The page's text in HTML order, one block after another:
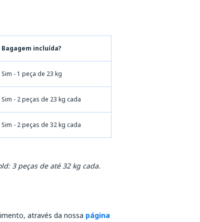
Bagagem incluída?
Sim - 1 peça de 23 kg
Sim - 2 peças de 23 kg cada
Sim - 2 peças de 32 kg cada
3 peças de até 32 kg cada.
através da nossa página